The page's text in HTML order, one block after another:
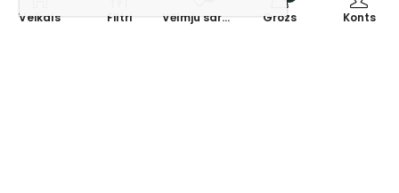
Veikals Filtri Vēlmju saraksts Grozs Konts